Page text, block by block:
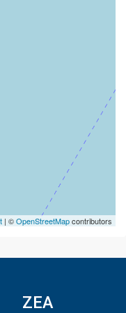
| ©OpenStreetMapcontributors
ZEA